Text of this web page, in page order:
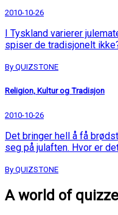
2010-10-26
I Tyskland varierer
spiser de tradisjonelt
By QUIZSTONE
Religion, Kultur og Tradisjon
2010-10-26
Det bringer hell å få
seg på julaften. Hvor er
By QUIZSTONE
A world of